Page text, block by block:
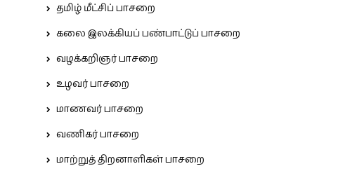
தமிழ் மீட்சிப் பாசறை
கலை இலக்கியப் பண்பாட்டுப் பாசறை
வழக்கறிஞர் பாசறை
உழவர் பாசறை
மாணவர் பாசறை
வணிகர் பாசறை
மாற்றுத் திறனாளிகள் பாசறை